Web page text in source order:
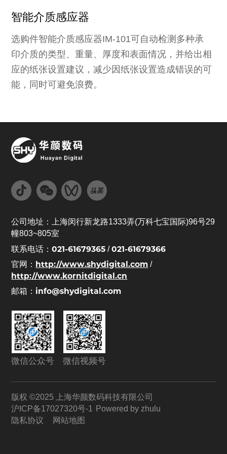
智能介质感应器
选购件智能介质感应器IM-101可自动检测多种承
印介质的类型、重量、厚度和表面情况，并给出相
应的纸张设置建议，减少因纸张设置造成错误的可
能，同时可避免浪费。
公司地址：上海闵行新龙路1333弄(万科七宝国际)96号29
幢803~805室
联系电话：021-61679365 /021-61679366
官网： http://www.shydigital.com /
http://www.kornitdigital.cn
邮箱： info@shydigital.com
微信公众号 微信视频号
版权 ©2025 上海华颜数码科技有限公司
沪ICP备17027320号-1
Powered by zhulu
隐私协议
网站地图